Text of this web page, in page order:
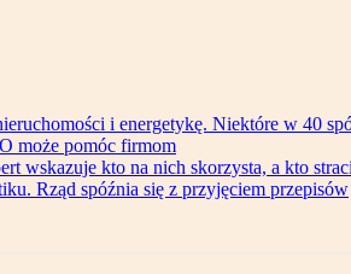
i energetykę. Niektóre w 40
może pomóc firmom
wskazuje kto na nich skorzysta, a kto straci
Rząd spóźnia się z przyjęciem przepisów